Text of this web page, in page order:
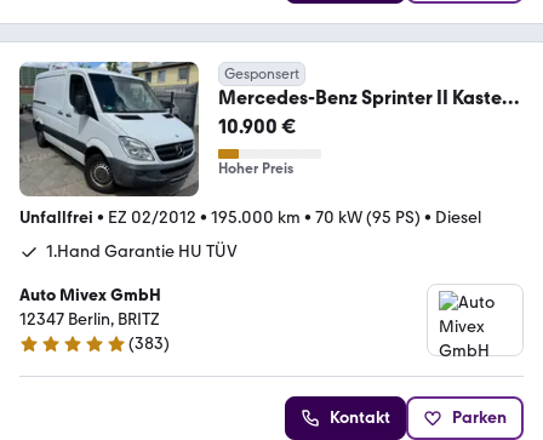
Gesponsert
Mercedes-Benz Sprinter II Kasten
10.900 €
Hoher Preis
Unfallfrei • EZ 02/2012 • 195.000 km • 70 kW (95 PS) • Diesel
1.Hand Garantie HU TÜV
Auto Mivex GmbH
12347 Berlin, BRITZ
4.9 Sterne
(383)
Kontakt Parken